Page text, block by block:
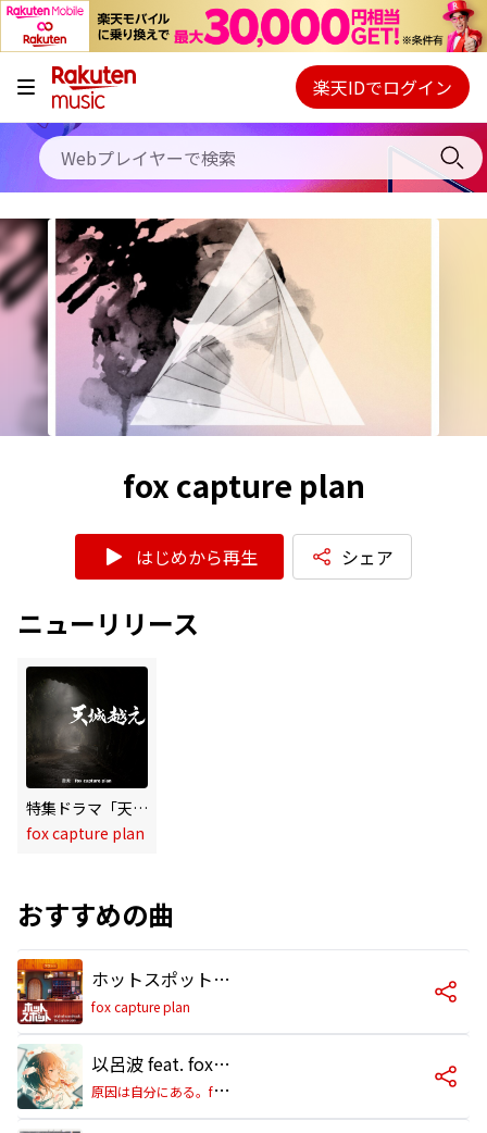
キャンペーン
料金プラン
使い方
初回30日間無料お試し
Webプレイヤー
ご契約内容の確認・変更
楽天IDでログイン
fox capture plan
はじめから再生 シェア
ニューリリース
特集ドラマ「天城越え」オリジナル・サウンドトラック
fox capture plan
おすすめの曲
ホットスポット -Main Theme-
fox capture plan
以呂波 feat. fox capture plan
原
因は自分にある。feat. fox capture plan